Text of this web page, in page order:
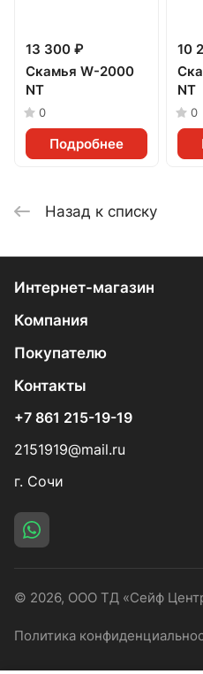
13 300 ₽
Скамья W-2000
NT
0
Подробнее
10
NT
0
Назад к списку
Интернет-магазин
Компания
Покупателю
Контакты
+7 861 215-19-19
2151919@mail.ru
г. Сочи
© 2026, ООО ТД «Сейф
Политика